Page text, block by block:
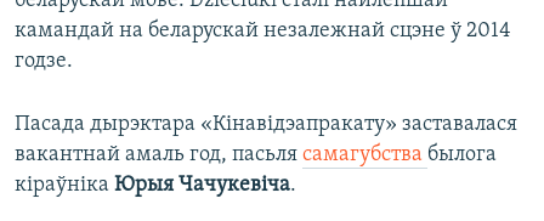
камандай на беларускай незалежнай сцэне ў 2014
годзе. ​
Пасада дырэктара «Кінавідэапракату» заставалася
вакантнай амаль год, пасьля самагубства былога
кіраўніка Юрыя Чачукевіча.